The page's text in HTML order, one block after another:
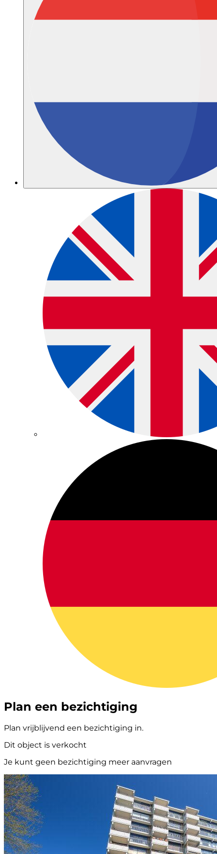
Plan een bezichtiging
Plan vrijblijvend een bezichtiging in.
Dit object is verkocht
Je kunt geen bezichtiging meer aanvragen